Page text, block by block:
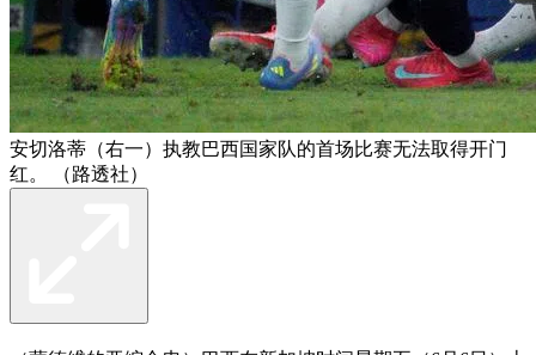
安切洛蒂（右一）执教巴西国家队的首场比赛无法取得开门
红。 （路透社）